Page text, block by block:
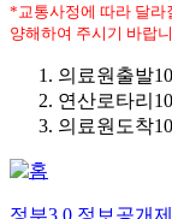
*교통사정에 따라 달라
양해하여 주시기 바랍
의료원출발
연산로타리
의료원도착
정부3.0 정보공개